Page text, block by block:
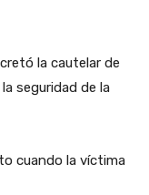
la cautelar de
seguridad de la
cuando la víctima